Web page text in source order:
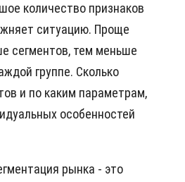
количество признаков
ситуацию. Проще
сегментов, тем меньше
группе. Сколько
и по каким параметрам,
особенностей
рынка - это